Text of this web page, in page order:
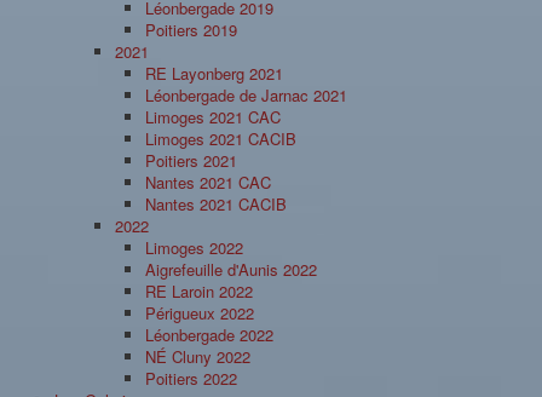
Léonbergade 2019
Poitiers 2019
2021
RE Layonberg 2021
Léonbergade de Jarnac 2021
Limoges 2021 CAC
Limoges 2021 CACIB
Poitiers 2021
Nantes 2021 CAC
Nantes 2021 CACIB
2022
Limoges 2022
Aigrefeuille d'Aunis 2022
RE Laroin 2022
Périgueux 2022
Léonbergade 2022
NÉ Cluny 2022
Poitiers 2022